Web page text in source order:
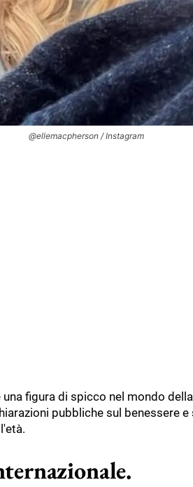
@ellemacpherson / Instagram
figura di spicco nel mondo
pubbliche sul benessere e